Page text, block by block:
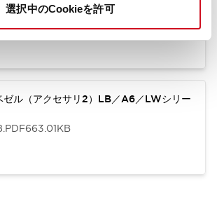
選択中のCookieを許可
ゼル（アクセサリ2）LB／A6／LWシリー
.PDF663.01KB